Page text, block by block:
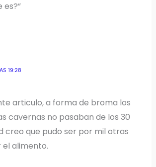
es?”
19:28
articulo, a forma de broma los
cavernas no pasaban de los 30
creo que pudo ser por mil otras
el alimento.